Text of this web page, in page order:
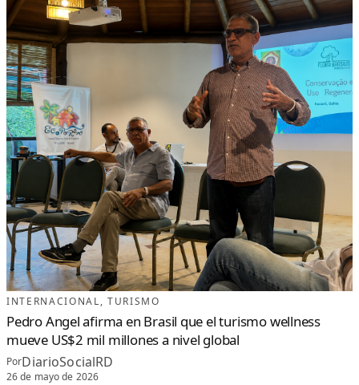
C
É
M
I
C
A
E
N
N
U
E
V
A
Y
O
R
K
INTERNACIONAL, TURISMO
Pedro Angel afirma en Brasil que el turismo wellness
mueve US$2 mil millones a nivel global
PorDiarioSocialRD
26 de mayo de 2026